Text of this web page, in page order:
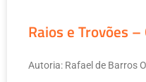
Raios e Trovões
Autoria: Rafael de Barros